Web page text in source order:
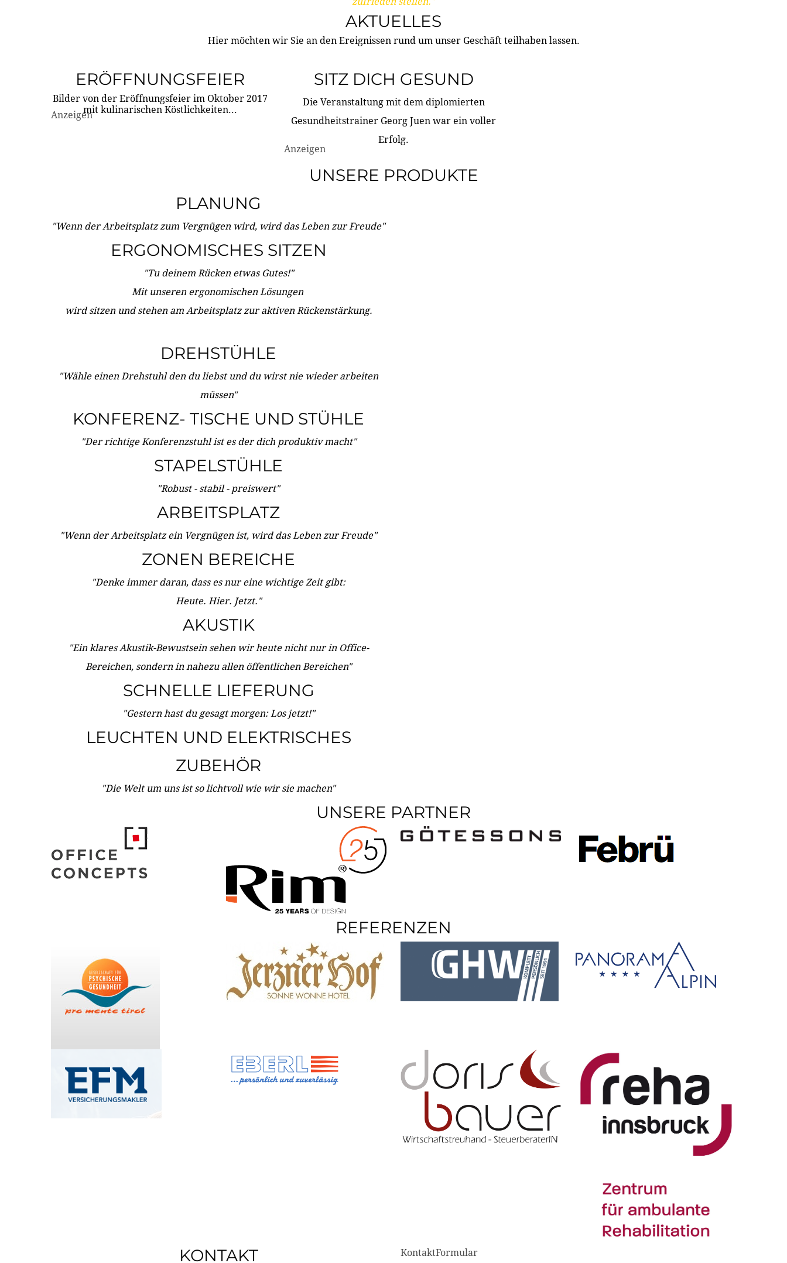
AKTUELLES
Hier möchten wir Sie an den Ereignissen rund um unser Geschäft teilhaben lassen.
ERÖFFNUNGSFEIER
Bilder von der Eröffnungsfeier im Oktober 2017
mit kulinarischen Köstlichkeiten...
Anzeigen
SITZ DICH GESUND
Die Veranstaltung mit dem diplomierten
Gesundheitstrainer Georg Juen war ein voller
Erfolg.
Anzeigen
UNSERE PRODUKTE
PLANUNG
"Wenn der Arbeitsplatz zum Vergnügen wird, wird das Leben zur Freude"
ERGONOMISCHES SITZEN
"Tu deinem Rücken etwas Gutes!"
Mit unseren ergonomischen Lösungen
wird sitzen und stehen am Arbeitsplatz zur aktiven Rückenstärkung.
DREHSTÜHLE
"Wähle einen Drehstuhl den du liebst und du wirst nie wieder arbeiten
müssen"
KONFERENZ- TISCHE UND STÜHLE
"Der richtige Konferenzstuhl ist es der dich produktiv macht"
STAPELSTÜHLE
"Robust - stabil - preiswert"
ARBEITSPLATZ
"Wenn der Arbeitsplatz ein Vergnügen ist, wird das Leben zur Freude"
ZONEN BEREICHE
"Denke immer daran, dass es nur eine wichtige Zeit gibt:
Heute. Hier. Jetzt."
AKUSTIK
"Ein klares Akustik-Bewustsein sehen wir heute nicht nur in Office-
Bereichen, sondern in nahezu allen öffentlichen Bereichen"
SCHNELLE LIEFERUNG
"Gestern hast du gesagt morgen: Los jetzt!"
LEUCHTEN UND ELEKTRISCHES
ZUBEHÖR
"Die Welt um uns ist so lichtvoll wie wir sie machen"
UNSERE PARTNER
REFERENZEN
KONTAKT KontaktFormular